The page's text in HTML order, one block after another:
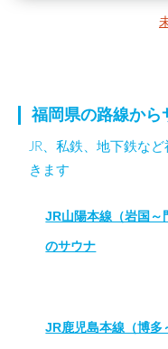
福岡県の路線から
JR、私鉄、地下鉄な
きます
JR山陽本線（岩国～
のサウナ
JR鹿児島本線（博多